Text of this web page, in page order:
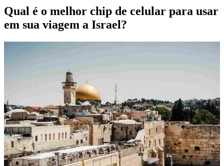
Qual é o melhor chip de celular para usar
em sua viagem a Israel?